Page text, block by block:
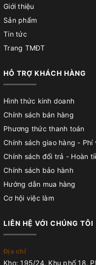
Giới thiệu
Sản phẩm
Tin tức
Trang TMĐT
HỖ TRỢ KHÁCH HÀNG
Hình thức kinh doanh
Chính sách bán hàng
Phương thức thanh toán
Chính sách giao hàng - Phí
Chính sách đổi trả - Hoàn
Chính sách bảo hành
Hướng dẫn mua hàng
Cơ hội việc làm
LIÊN HỆ VỚI CHÚNG TÔI
Địa chỉ
Kho: 195/24, Khu phố 18,